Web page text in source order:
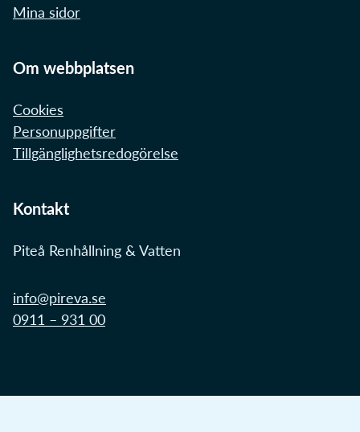
Mina sidor
Om webbplatsen
Cookies
Personuppgifter
Tillgänglighetsredogörelse
Kontakt
Piteå Renhållning & Vatten
info@pireva.se
0911 – 931 00